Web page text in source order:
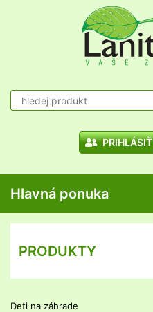
PRIHLÁSIŤ
Hlavná ponuka
PRODUKTY
Deti na záhrade